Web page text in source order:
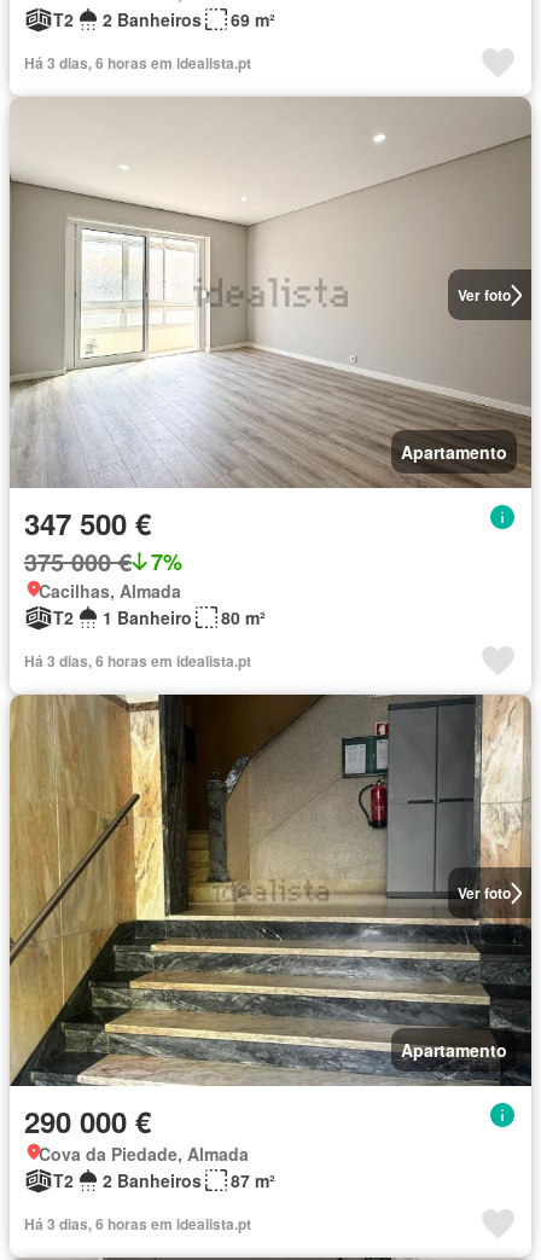
T2
2 Banheiros 69 m²
Há 3 dias, 6 horas em idealista.pt
Ver foto
Apartamento
347 500 €
375 000 € 7%
Cacilhas, Almada
T2
1 Banheiro 80 m²
Há 3 dias, 6 horas em idealista.pt
Ver foto
Apartamento
290 000 €
Cova da Piedade, Almada
T2
2 Banheiros 87 m²
Há 3 dias, 6 horas em idealista.pt